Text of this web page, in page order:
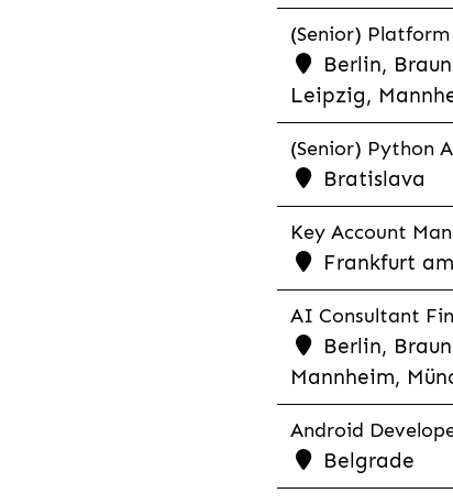
(Senior)
Berlin,
Leipzig,
(Senior) Python
Bratislava
Key Account
Frankfurt
AI Consultant
Berlin,
Mannheim,
Android
Belgrade